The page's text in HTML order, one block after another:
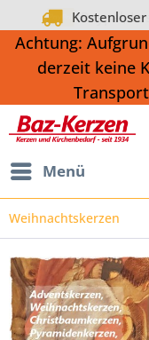
Paypal,
Achtung:
derzeit keine
Menü
Weihnachtskerzen